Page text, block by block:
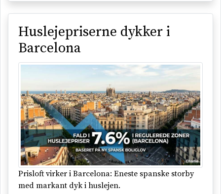
Huslejepriserne dykker i
Barcelona
Prisloft virker i Barcelona: Eneste spanske storby
med markant dyk i huslejen.